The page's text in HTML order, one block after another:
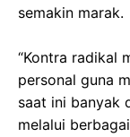
semakin marak.
“Kontra radikal
personal guna
saat ini banyak
melalui